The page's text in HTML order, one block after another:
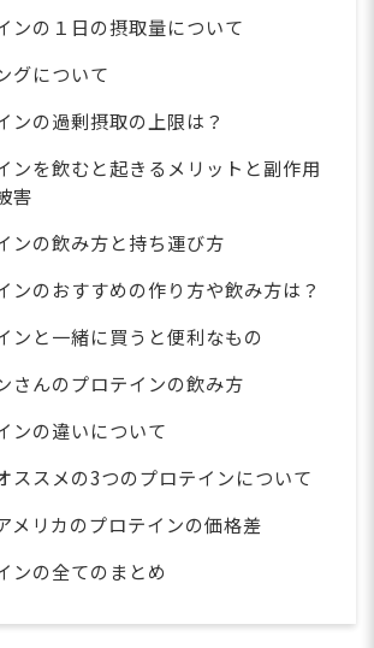
ンの１日の摂取量について
グについて
ンの過剰摂取の上限は？
ンを飲むと起きるメリットと副作用
害
ンの飲み方と持ち運び方
ンのおすすめの作り方や飲み方は？
ンと一緒に買うと便利なもの
さんのプロテインの飲み方
ンの違いについて
ススメの3つのプロテインについて
メリカのプロテインの価格差
ンの全てのまとめ